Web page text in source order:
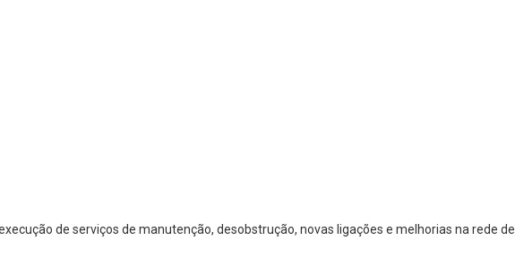
de serviços de manutenção, desobstrução, novas ligações e melhorias na rede de